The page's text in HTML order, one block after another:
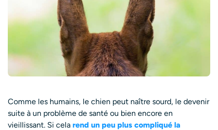
Comme les humains, le chien peut naître sourd, le devenir
suite à un problème de santé ou bien encore en
vieillissant. Si cela rend un peu plus compliqué la